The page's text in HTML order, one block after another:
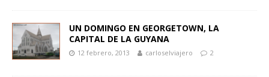
UN DOMINGO EN GEORGETOWN, LA
CAPITAL DE LA GUYANA
12 febrero, 2013 carloselviajero 2